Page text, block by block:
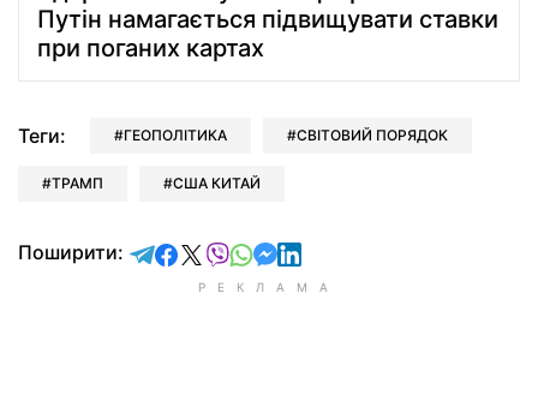
Путін намагається підвищувати ставки
при поганих картах
Теги: ГЕОПОЛІТИКА СВІТОВИЙ ПОРЯДОК
ТРАМП США КИТАЙ
Поширити: відправити у Telegram
поділитись у Facebook
поділитись у X
відправити у Viber
відправити у Whatsapp
відправити у Messenger
відправити у LinkedIn